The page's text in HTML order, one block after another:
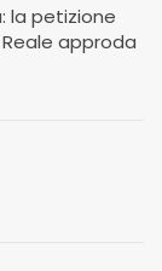
la petizione
approda